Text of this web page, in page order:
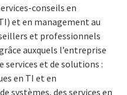
conseils en
et en management au
et professionnels
auxquels l’entreprise
et de solutions :
en TI et en
systèmes, des services en